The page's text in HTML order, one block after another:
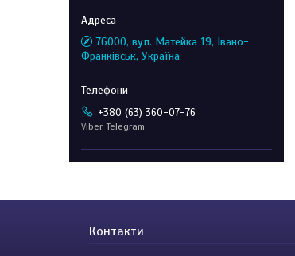
76000, вул. Матейка 19, Івано-
Франківськ, Україна
+380 (63) 360-07-76
Viber, Telegram
Контакти